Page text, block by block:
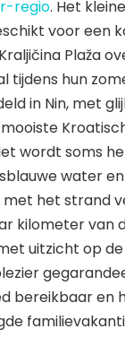
regio. Het
voor een
Plaža
tijdens hun
in Nin, met
wordt soms
water
met het strand
kilometer van
uitzicht op
bereikbaar en